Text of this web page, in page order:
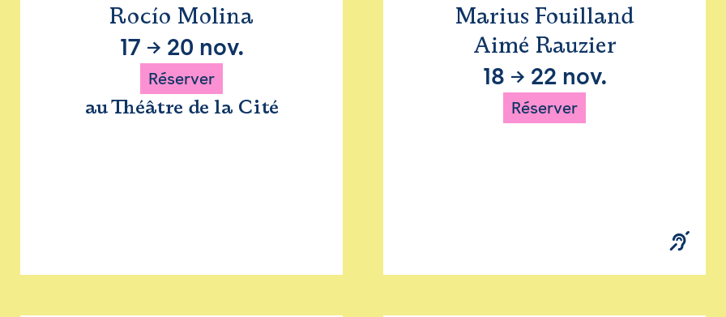
Rocío Molina
17 → 20 nov.
Réserver
au Théâtre de la Cité
Marius Fouilland
Aimé Rauzier
18 → 22 nov.
Réserver